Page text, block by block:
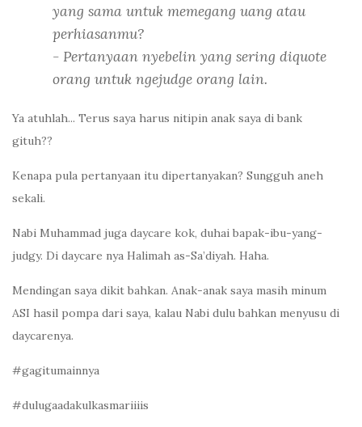
yang sama untuk memegang uang atau
perhiasanmu?
- Pertanyaan nyebelin yang sering diquote
orang untuk ngejudge orang lain.
Ya atuhlah... Terus saya harus nitipin anak saya di bank
gituh??
Kenapa pula pertanyaan itu dipertanyakan? Sungguh aneh
sekali.
Nabi Muhammad juga daycare kok, duhai bapak-ibu-yang-
judgy. Di daycare nya Halimah as-Sa’diyah. Haha.
Mendingan saya dikit bahkan. Anak-anak saya masih minum
ASI hasil pompa dari saya, kalau Nabi dulu bahkan menyusu di
daycarenya.
#gagitumainnya
#dulugaadakulkasmariiiis